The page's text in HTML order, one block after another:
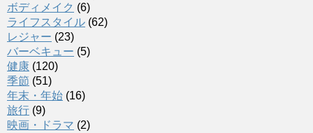
ボディメイク (6)
ライフスタイル (62)
レジャー (23)
バーベキュー (5)
健康 (120)
季節 (51)
年末・年始 (16)
旅行 (9)
映画・ドラマ (2)